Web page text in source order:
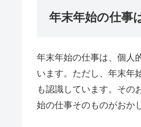
年末年始の仕事
年末年始の仕事は、個人
います。ただし、年末年
も認識しています。その
始の仕事そのものがおか